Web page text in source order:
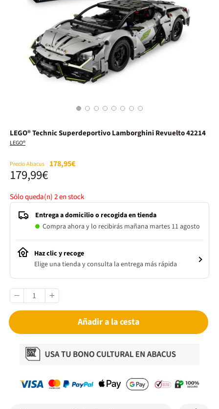
1 2 3 4 5 6 7 8
LEGO® Technic Superdeportivo Lamborghini Revuelto 42214
LEGO®
Precio Abacus 178,95€
179,99€
Sólo queda(n)2en stock
Entrega a domicilio o recogida en tienda
Compra ahora y lo recibirás mañana martes 11 agosto
Haz clic y recoge
Elige una tienda y consulta la entrega más rápida
Añadir a la cesta